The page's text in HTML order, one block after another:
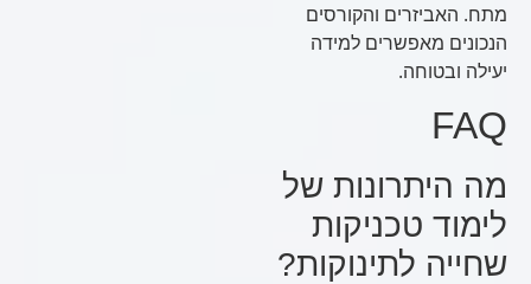
מתח. האביזרים והקורסים
הנכונים מאפשרים למידה
יעילה ובטוחה.
FAQ
מה היתרונות של
לימוד טכניקות
שחייה לתינוקות?